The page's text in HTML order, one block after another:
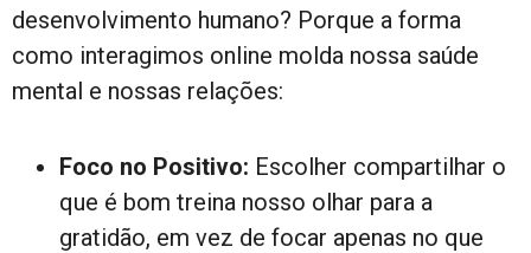
desenvolvimento humano? Porque a forma
como interagimos online molda nossa saúde
mental e nossas relações:
Foco no Positivo: Escolher compartilhar o
que é bom treina nosso olhar para a
gratidão, em vez de focar apenas no que